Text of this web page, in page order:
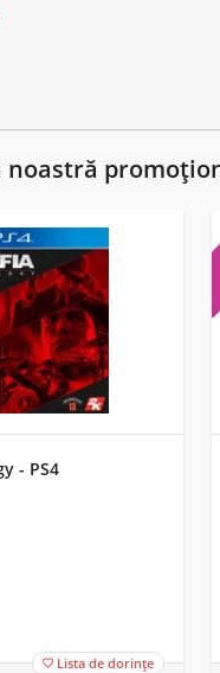
noastră
- PS4
 Lista de dorințe